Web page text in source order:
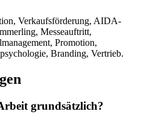
Verkaufsförderung, AIDA-
Messeauftritt,
Promotion,
Branding, Vertrieb.
grundsätzlich?